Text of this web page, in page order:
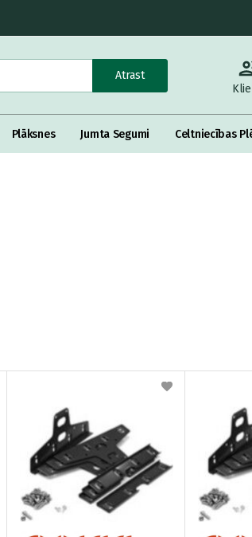
Atrast
Plāksnes Jumta Segumi Celtniecības